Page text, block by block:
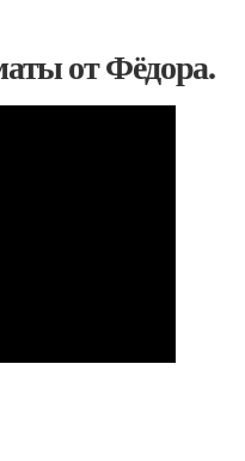
от Фёдора.